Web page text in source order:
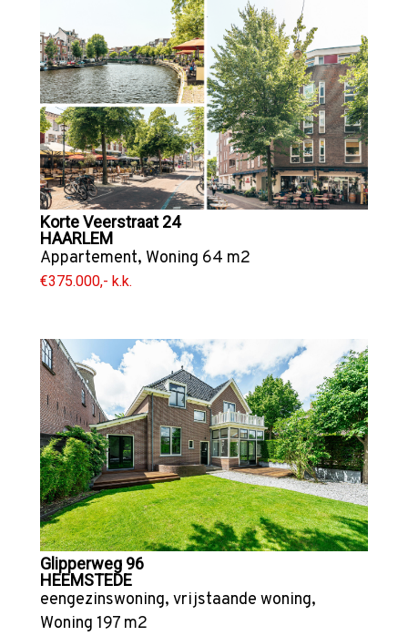
Korte Veerstraat 24
HAARLEM
Appartement, Woning 64 m2
€375.000,- k.k.
Glipperweg 96
HEEMSTEDE
eengezinswoning, vrijstaande woning,
Woning 197 m2